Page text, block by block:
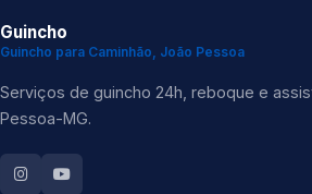
Guincho
Guincho para Caminhão, João Pessoa
Serviços de guincho 24h, reboque e
Pessoa-MG.